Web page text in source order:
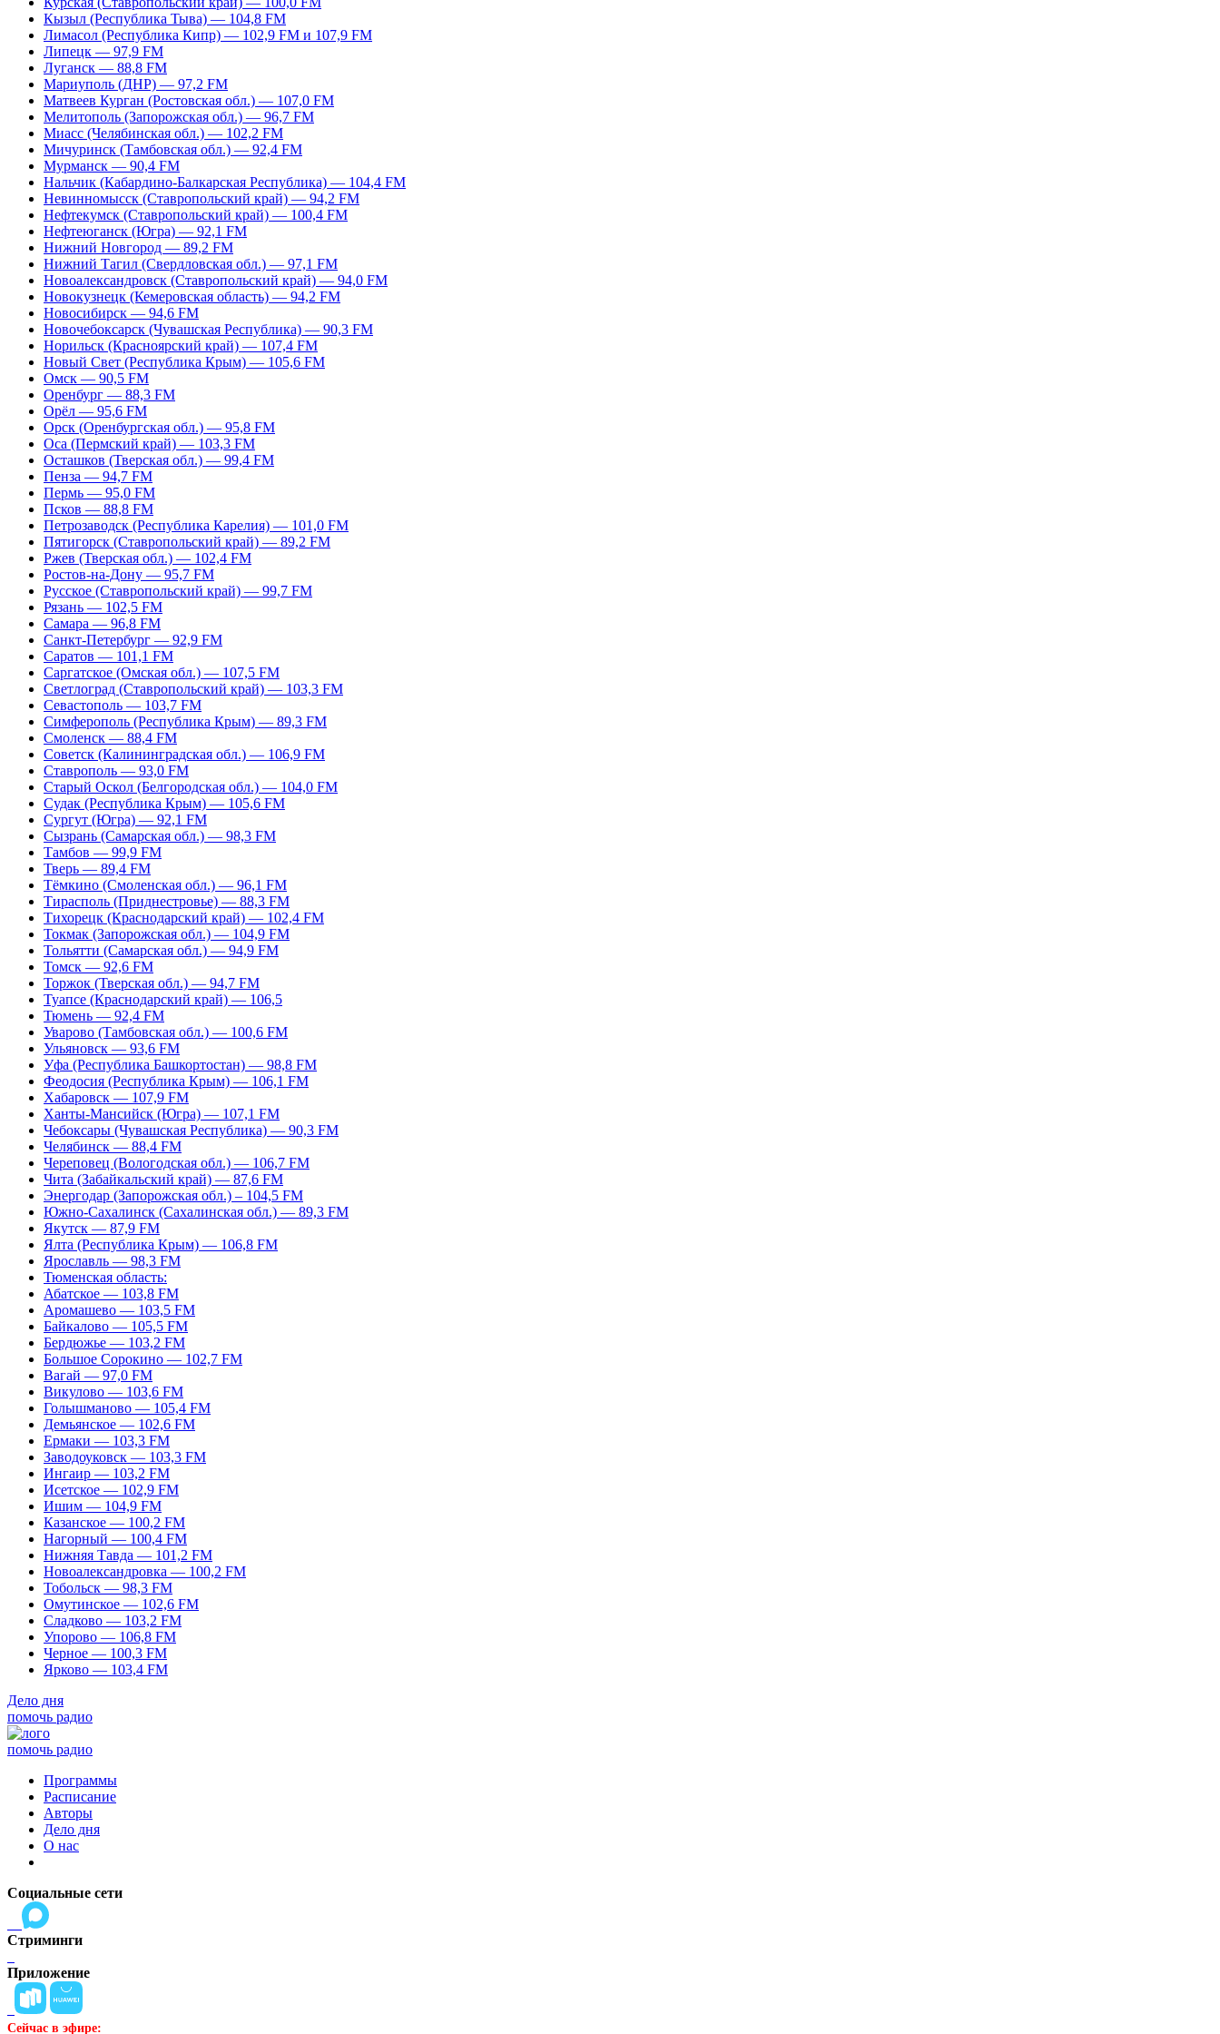
Кызыл (Республика Тыва) — 104,8 FM
Лимасол (Республика Кипр) — 102,9 FM и 107,9 FM
Липецк — 97,9 FM
Луганск — 88,8 FM
Мариуполь (ДНР) — 97,2 FM
Матвеев Курган (Ростовская обл.) — 107,0 FM
Мелитополь (Запорожская обл.) — 96,7 FM
Миасс (Челябинская обл.) — 102,2 FM
Мичуринск (Тамбовская обл.) — 92,4 FM
Мурманск — 90,4 FM
Нальчик (Кабардино-Балкарская Республика) — 104,4 FM
Невинномысск (Ставропольский край) — 94,2 FM
Нефтекумск (Ставропольский край) — 100,4 FM
Нефтеюганск (Югра) — 92,1 FM
Нижний Новгород — 89,2 FM
Нижний Тагил (Свердловская обл.) — 97,1 FM
Новоалександровск (Ставропольский край) — 94,0 FM
Новокузнецк (Кемеровская область) — 94,2 FM
Новосибирск — 94,6 FM
Новочебоксарск (Чувашская Республика) — 90,3 FM
Норильск (Красноярский край) — 107,4 FM
Новый Свет (Республика Крым) — 105,6 FM
Омск — 90,5 FM
Оренбург — 88,3 FM
Орёл — 95,6 FM
Орск (Оренбургская обл.) — 95,8 FM
Оса (Пермский край) — 103,3 FM
Осташков (Тверская обл.) — 99,4 FM
Пенза — 94,7 FM
Пермь — 95,0 FM
Псков — 88,8 FM
Петрозаводск (Республика Карелия) — 101,0 FM
Пятигорск (Ставропольский край) — 89,2 FM
Ржев (Тверская обл.) — 102,4 FM
Ростов-на-Дону — 95,7 FM
Русское (Ставропольский край) — 99,7 FM
Рязань — 102,5 FM
Самара — 96,8 FM
Санкт-Петербург — 92,9 FM
Саратов — 101,1 FM
Саргатское (Омская обл.) — 107,5 FM
Светлоград (Ставропольский край) — 103,3 FM
Севастополь — 103,7 FM
Симферополь (Республика Крым) — 89,3 FM
Смоленск — 88,4 FM
Советск (Калининградская обл.) — 106,9 FM
Ставрополь — 93,0 FM
Старый Оскол (Белгородская обл.) — 104,0 FM
Судак (Республика Крым) — 105,6 FM
Сургут (Югра) — 92,1 FM
Сызрань (Самарская обл.) — 98,3 FM
Тамбов — 99,9 FM
Тверь — 89,4 FM
Тёмкино (Смоленская обл.) — 96,1 FM
Тирасполь (Приднестровье) — 88,3 FM
Тихорецк (Краснодарский край) — 102,4 FM
Токмак (Запорожская обл.) — 104,9 FM
Тольятти (Самарская обл.) — 94,9 FM
Томск — 92,6 FM
Торжок (Тверская обл.) — 94,7 FM
Туапсе (Краснодарский край) — 106,5
Тюмень — 92,4 FM
Уварово (Тамбовская обл.) — 100,6 FM
Ульяновск — 93,6 FM
Уфа (Республика Башкортостан) — 98,8 FM
Феодосия (Республика Крым) — 106,1 FM
Хабаровск — 107,9 FM
Ханты-Мансийск (Югра) — 107,1 FM
Чебоксары (Чувашская Республика) — 90,3 FM
Челябинск — 88,4 FM
Череповец (Вологодская обл.) — 106,7 FM
Чита (Забайкальский край) — 87,6 FM
Энергодар (Запорожская обл.) – 104,5 FM
Южно-Сахалинск (Сахалинская обл.) — 89,3 FM
Якутск — 87,9 FM
Ялта (Республика Крым) — 106,8 FM
Ярославль — 98,3 FM
Тюменская область:
Абатское — 103,8 FM
Аромашево — 103,5 FM
Байкалово — 105,5 FM
Бердюжье — 103,2 FM
Большое Сорокино — 102,7 FM
Вагай — 97,0 FM
Викулово — 103,6 FM
Голышманово — 105,4 FM
Демьянское — 102,6 FM
Ермаки — 103,3 FM
Заводоуковск — 103,3 FM
Ингаир — 103,2 FM
Исетское — 102,9 FM
Ишим — 104,9 FM
Казанское — 100,2 FM
Нагорный — 100,4 FM
Нижняя Тавда — 101,2 FM
Новоалександровка — 100,2 FM
Тобольск — 98,3 FM
Омутинское — 102,6 FM
Сладково — 103,2 FM
Упорово — 106,8 FM
Черное — 100,3 FM
Ярково — 103,4 FM
Дело дня
помочь радио
помочь радио
Программы
Расписание
Авторы
Дело дня
О нас
Социальные сети
Стриминги
Приложение
Сейчас в эфире: